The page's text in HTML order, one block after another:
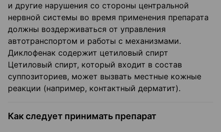
и другие нарушения со стороны центральной
нервной системы во время применения препарата
должны воздерживаться от управления
автотранспортом и работы с механизмами.
Диклофенак содержит цетиловый спирт
Цетиловый спирт, который входит в состав
суппозиториев, может вызвать местные кожные
реакции (например, контактный дерматит).
Как следует принимать препарат